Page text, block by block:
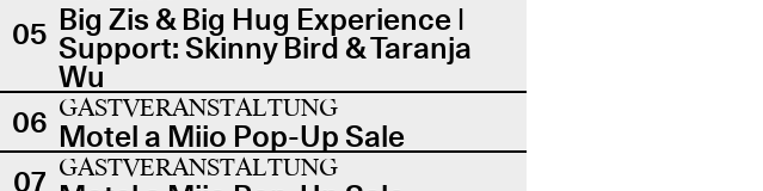
05 Big Zis & Big Hug Experience |
Support: Skinny Bird & Taranja
Wu
06 GASTVERANSTALTUNG
Motel a Miio Pop-Up Sale
07 GASTVERANSTALTUNG